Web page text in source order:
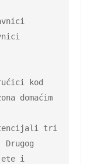
kod
domaćim
tri
i